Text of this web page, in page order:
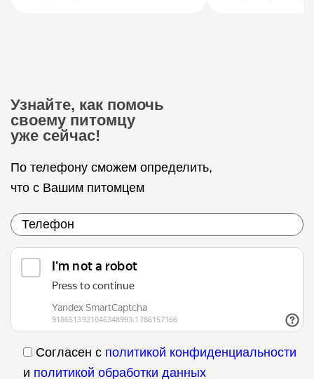
Узнайте, как помочь
своему питомцу
уже сейчас!
По телефону сможем определить,
что с Вашим питомцем
Согласен с политикой конфиденциальности
и политикой обработки данных